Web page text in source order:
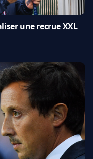
une recrue XXL